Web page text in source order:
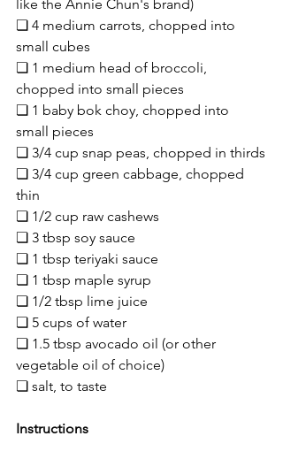
like the Annie Chun's brand)
❏ 4 medium carrots, chopped into
small cubes
❏ 1 medium head of broccoli,
chopped into small pieces
❏ 1 baby bok choy, chopped into
small pieces
❏ 3/4 cup snap peas, chopped in thirds
❏ 3/4 cup green cabbage, chopped
thin
❏ 1/2 cup raw cashews
❏ 3 tbsp soy sauce
❏ 1 tbsp teriyaki sauce
❏ 1 tbsp maple syrup
❏ 1/2 tbsp lime juice
❏ 5 cups of water
❏ 1.5 tbsp avocado oil (or other
vegetable oil of choice)
❏ salt, to taste
Instructions